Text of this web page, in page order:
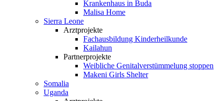
Krankenhaus in Buda
Malisa Home
Sierra Leone
Arztprojekte
Fachausbildung Kinderheilkunde
Kailahun
Partnerprojekte
Weibliche Genital­verstümmelung stoppen
Makeni Girls Shelter
Somalia
Uganda